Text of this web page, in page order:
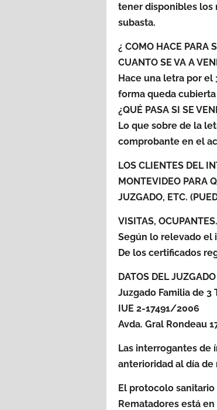
tener disponibles los
subasta.
¿ COMO HACE PARA
CUANTO SE VA A
Hace una letra por el
forma queda
¿QUÉ PASA SI SE
Lo que sobre de la
comprobante en el
LOS CLIENTES DEL
MONTEVIDEO PARA
JUZGADO, ETC.
VISITAS, OCUPANTES.
Según lo relevado el
De los certificados
DATOS DEL JUZGADO
Juzgado Familia de 3
IUE 2-17491/2006
Avda. Gral Rondeau
Las interrogantes de
anterioridad al día
El protocolo
Rematadores está